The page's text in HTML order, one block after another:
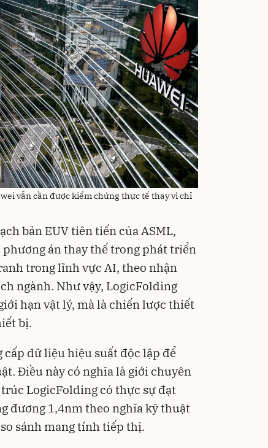
vẫn cần được kiểm chứng thực tế thay vì chỉ
bản EUV tiên tiến của ASML,
án thay thế trong phát triển
trong lĩnh vực AI, theo nhận
ngành. Như vậy, LogicFolding
hạn vật lý, mà là chiến lược thiết
bị.
dữ liệu hiệu suất độc lập để
Điều này có nghĩa là giới chuyên
LogicFolding có thực sự đạt
đương 1,4nm theo nghĩa kỹ thuật
sánh mang tính tiếp thị.